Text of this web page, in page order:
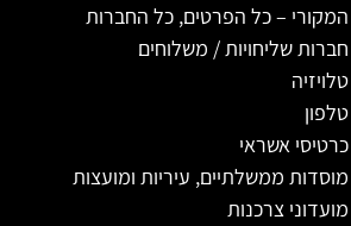
– כל הפרטים, כל החברות
שליחויות / משלוחים
אשראי
ממשלתיים, עיריות ומועצות
צרכנות